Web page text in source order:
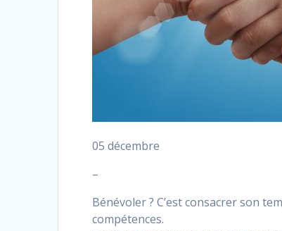
05 décembre
–
Bénévoler ? C’est consacrer son
compétences.